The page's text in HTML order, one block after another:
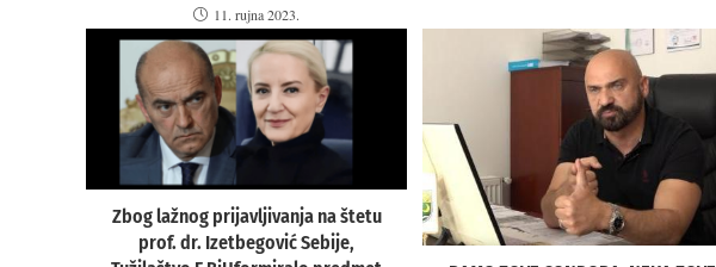
11. rujna 2023.
Zbog lažnog prijavljivanja na štetu
prof. dr. Izetbegović Sebije,